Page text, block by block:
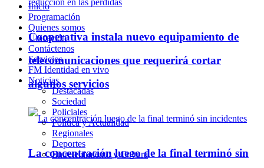
Cooperativa instala nuevo equipamiento de
telecomunicaciones que requerirá cortar
algunos servicios
La concentración luego de la final terminó sin
Inicio
Programación
Quienes somos
Ubicación
Contáctenos
Servicios
FM Identidad en vivo
Noticias
Destacadas
Sociedad
Policiales
Política y Actualidad
Regionales
Deportes
Entretenimiento y Cultura